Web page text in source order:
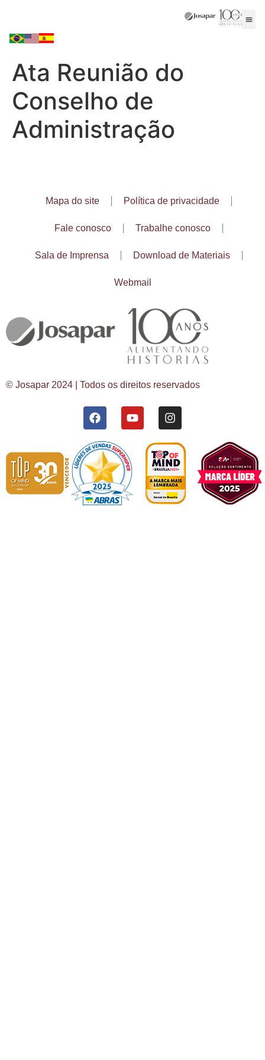
Ata Reunião do
Conselho de
Administração
Mapa do site Política de privacidade
Fale conosco Trabalhe conosco
Sala de Imprensa Download de Materiais
Webmail
© Josapar 2024 | Todos os direitos reservados